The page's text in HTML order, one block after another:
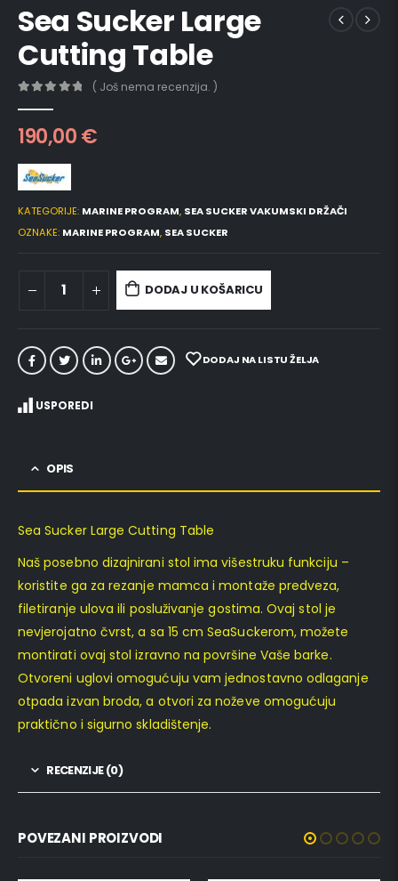
Sea Sucker Large
Cutting Table
( Još nema recenzija. )
190,00€
KATEGORIJE: MARINE PROGRAM, SEA SUCKER VAKUMSKI DRŽAČI
OZNAKE: MARINE PROGRAM, SEA SUCKER
DODAJ U KOŠARICU
DODAJ NA LISTU ŽELJA
USPOREDI
OPIS
Sea Sucker Large Cutting Table
Naš posebno dizajnirani stol ima višestruku funkciju –
koristite ga za rezanje mamca i montaže predveza,
filetiranje ulova ili posluživanje gostima. Ovaj stol je
nevjerojatno čvrst, a sa 15 cm SeaSuckerom, možete
montirati ovaj stol izravno na površine Vaše barke.
Otvoreni uglovi omogućuju vam jednostavno odlaganje
otpada izvan broda, a otvori za noževe omogućuju
praktično i sigurno skladištenje.
RECENZIJE (0)
POVEZANI PROIZVODI